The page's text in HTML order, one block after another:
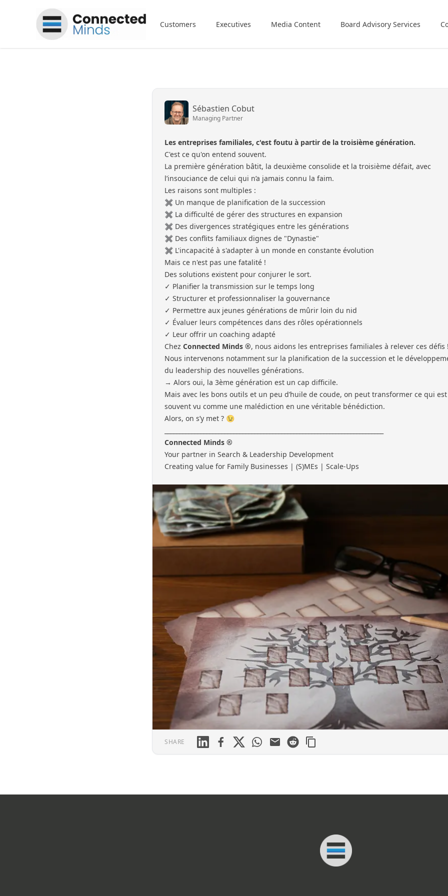
Connected Minds
Customers Executives Media Content Board Advisory Services
Sébastien Cobut
Managing Partner
Les entreprises familiales, c'est foutu à partir de la troisième génération.
C'est ce qu'on entend souvent.
La première génération bâtit, la deuxième consolide et la troisième défait, avec
l’insouciance de celui qui n’a jamais connu la faim.
Les raisons sont multiples :
✖︎ Un manque de planification de la succession
✖︎ La difficulté de gérer des structures en expansion
✖︎ Des divergences stratégiques entre les générations
✖︎ Des conflits familiaux dignes de "Dynastie"
✖︎ L'incapacité à s'adapter à un monde en constante évolution
Mais ce n'est pas une fatalité !
Des solutions existent pour conjurer le sort.
✓ Planifier la transmission sur le temps long
✓ Structurer et professionnaliser la gouvernance
✓ Permettre aux jeunes générations de mûrir loin du nid
✓ Évaluer leurs compétences dans des rôles opérationnels
✓ Leur offrir un coaching adapté
Chez Connected Minds ®, nous aidons les entreprises familiales à relever ces défis !
Nous intervenons notamment sur la planification de la succession et le
du leadership des nouvelles générations.
→ Alors oui, la 3ème génération est un cap difficile.
Mais avec les bons outils et un peu d’huile de coude, on peut transformer ce qui est
souvent vu comme une malédiction en une véritable bénédiction.
Alors, on s’y met ? 😉
Connected Minds ®
Your partner in Search & Leadership Development
Creating value for Family Businesses | (S)MEs | Scale-Ups
SHARE LinkedinFacebook
X WhatsApp
Mail Reddit
Connected Minds